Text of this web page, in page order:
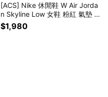
[ACS] Nike 休閒鞋 W Air Jorda
n Skyline Low 女鞋 粉紅 氣墊 I
Q0704-100
$1,980